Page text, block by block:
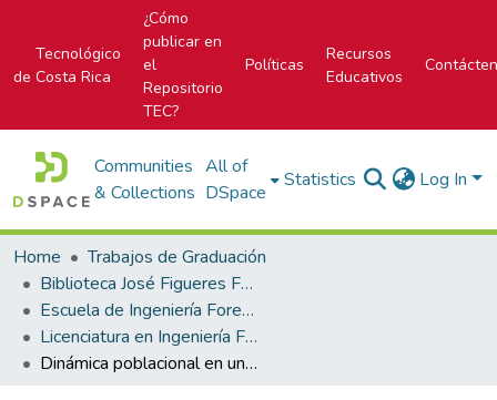
Tecnológico
de Costa Rica
¿Cómo
publicar en
el
Repositorio
TEC?
Políticas
Recursos
Educativos
Communities
& Collections
All of
DSpace
Statistics Log In
Home
Trabajos de Graduación
Biblioteca José Figueres Ferrer
Escuela de Ingeniería Forestal
Licenciatura en Ingeniería Forestal
Dinámica poblacional en una cronosecuencia de bosque seco tropical, Parque Nacional Santa Rosa, Guanacaste, Costa Rica.